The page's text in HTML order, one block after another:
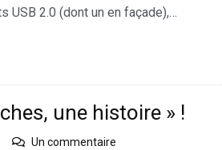
USB 2.0 (dont un en façade),…
une histoire » !
Un commentaire